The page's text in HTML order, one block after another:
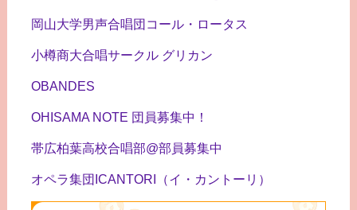
岡山大学男声合唱団コール・ロータス
小樽商大合唱サークル グリカン
OBANDES
OHISAMA NOTE 団員募集中！
帯広柏葉高校合唱部@部員募集中
オペラ集団ICANTORI（イ・カントーリ）